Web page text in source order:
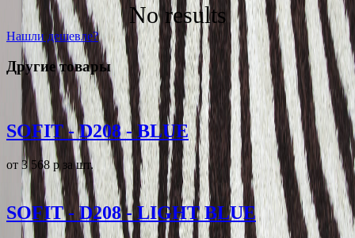
No results
Нашли дешевле?
Другие товары
SOFIT - D208 - BLUE
от 3 568 p за шт.
SOFIT - D208 - LIGHT BLUE